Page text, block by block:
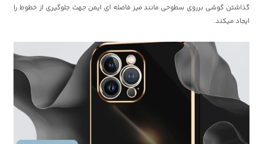
گذاشتن گوشی برروی سطوحی مانند میز فاصله ای ایمن جهت جلوگیری از خطوط را
ایجاد میکند.